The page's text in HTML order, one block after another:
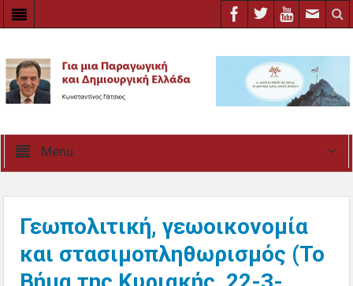
Menu
Γεωπολιτική, γεωοικονομία
και στασιμοπληθωρισμός (Το